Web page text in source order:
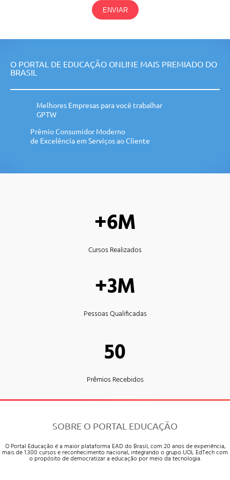
ENVIAR
O PORTAL DE EDUCAÇÃO ONLINE MAIS PREMIADO DO
BRASIL
Melhores Empresas para você trabalhar
GPTW
Prêmio Consumidor Moderno
de Excelência em Serviços ao Cliente
+6M
Cursos Realizados
+3M
Pessoas Qualificadas
50
Prêmios Recebidos
SOBRE O PORTAL EDUCAÇÃO
O Portal Educação é a maior plataforma EAD do Brasil, com 20 anos de experiência,
mais de 1.300 cursos e reconhecimento nacional, integrando o grupo UOL EdTech com
o propósito de democratizar a educação por meio da tecnologia.